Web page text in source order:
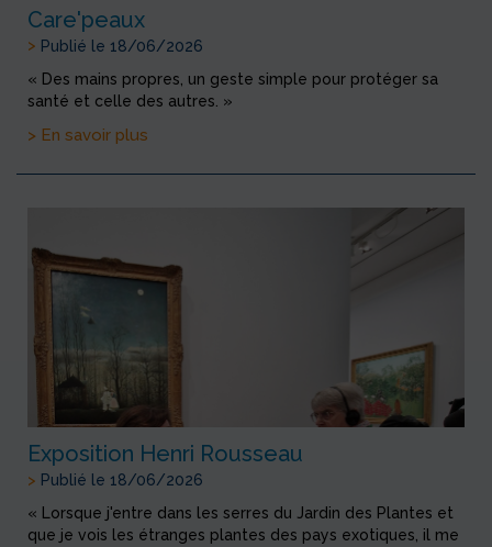
Care'peaux
> Publié le 18/06/2026
« Des mains propres, un geste simple pour protéger sa
santé et celle des autres. »
> En savoir plus
Exposition Henri Rousseau
> Publié le 18/06/2026
« Lorsque j'entre dans les serres du Jardin des Plantes et
que je vois les étranges plantes des pays exotiques, il me